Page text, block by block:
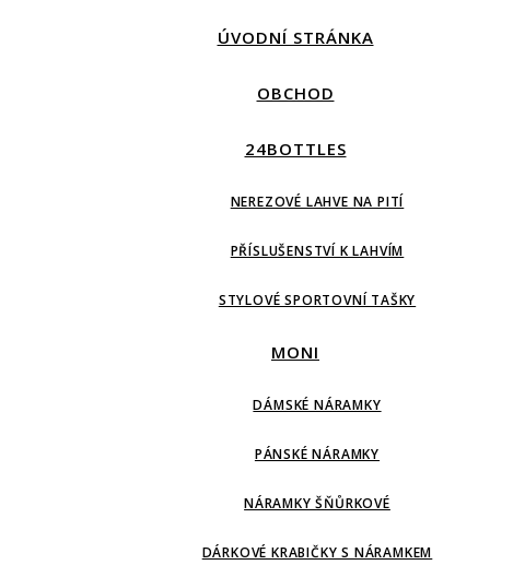
ÚVODNÍ STRÁNKA
OBCHOD
24BOTTLES
NEREZOVÉ LAHVE NA PITÍ
PŘÍSLUŠENSTVÍ K LAHVÍM
STYLOVÉ SPORTOVNÍ TAŠKY
MONI
DÁMSKÉ NÁRAMKY
PÁNSKÉ NÁRAMKY
NÁRAMKY ŠŇŮRKOVÉ
DÁRKOVÉ KRABIČKY S NÁRAMKEM